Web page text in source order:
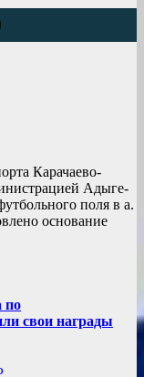
Карачаево-
Адыге-
поля в а.
основание
по
свои награды